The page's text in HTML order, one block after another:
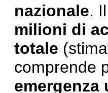
nazionale. Il
milioni di
totale
comprende
emergenza